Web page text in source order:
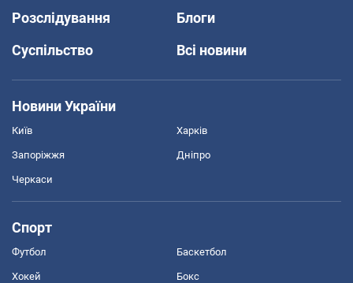
Розслідування
Блоги
Суспільство
Всі новини
Новини України
Київ Харків
Запоріжжя Дніпро
Черкаси
Спорт
Футбол Баскетбол
Хокей Бокс